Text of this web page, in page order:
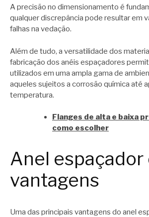
A precisão no dimensionamento é
qualquer discrepância pode resultar em
falhas na vedação.
Além de tudo, a versatilidade dos
fabricação dos anéis espaçadores
utilizados em uma ampla gama de
aqueles sujeitos a corrosão química até
temperatura.
Flanges de alta e baixa
como escolher
Anel espaçador
vantagens
Uma das principais vantagens do anel